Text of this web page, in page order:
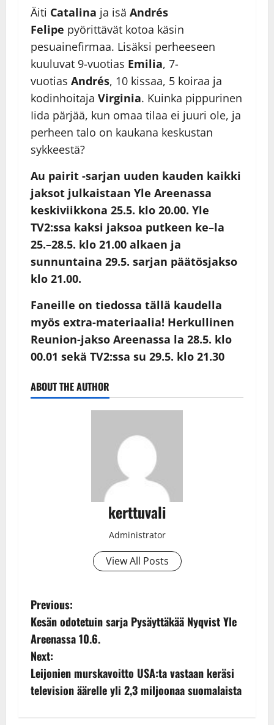
Äiti Catalina ja isä Andrés
Felipe pyörittävät kotoa käsin
pesuainefirmaa. Lisäksi perheeseen
kuuluvat 9-vuotias Emilia, 7-
vuotias Andrés, 10 kissaa, 5 koiraa ja
kodinhoitaja Virginia. Kuinka pippurinen
Iida pärjää, kun omaa tilaa ei juuri ole, ja
perheen talo on kaukana keskustan
sykkeestä?
Au pairit -sarjan uuden kauden kaikki
jaksot julkaistaan Yle Areenassa
keskiviikkona 25.5. klo 20.00. Yle
TV2:ssa kaksi jaksoa putkeen ke–la
25.–28.5. klo 21.00 alkaen ja
sunnuntaina 29.5. sarjan päätösjakso
klo 21.00.
Faneille on tiedossa tällä kaudella
myös extra-materiaalia! Herkullinen
Reunion-jakso Areenassa la 28.5. klo
00.01 sekä TV2:ssa su 29.5. klo 21.30
ABOUT THE AUTHOR
kerttuvali
Administrator
View All Posts
P
o
s
t
Previous:
Kesän odotetuin sarja Pysäyttäkää Nyqvist Yle
Areenassa 10.6.
Next:
Leijonien murskavoitto USA:ta vastaan keräsi
television äärelle yli 2,3 miljoonaa suomalaista